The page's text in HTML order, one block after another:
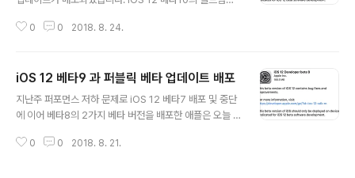
습니다. 일반 테스터들은 '애플 베타 소프트웨어' 프로그램
까워짐에 따라 GM(Gold Master) 또는 정식 버전 출시
가 가까워졌습니다. iOS 12는 구형 아이폰 또는 아이패드
사용자들에게 iOS 12를 더 유용하게 설계하였습니다. 새
에 중점을 두었습니다. 애플이 왜 구형 기기 퍼포먼스 향상
0 0 2018. 8. 24.
iOS 12 베타9 과 퍼블릭 베타 업데이트 배포
지난주 퍼포먼스 저하 문제로 iOS 12 베타7 배포 및 중단
에 이어 베타8의 2가지 베타 버전을 배포한 애플은 오늘 i
이트 되었으며 애플의 릴리즈 노트에 따르면 iOS 12 베타
0 0 2018. 8. 21.